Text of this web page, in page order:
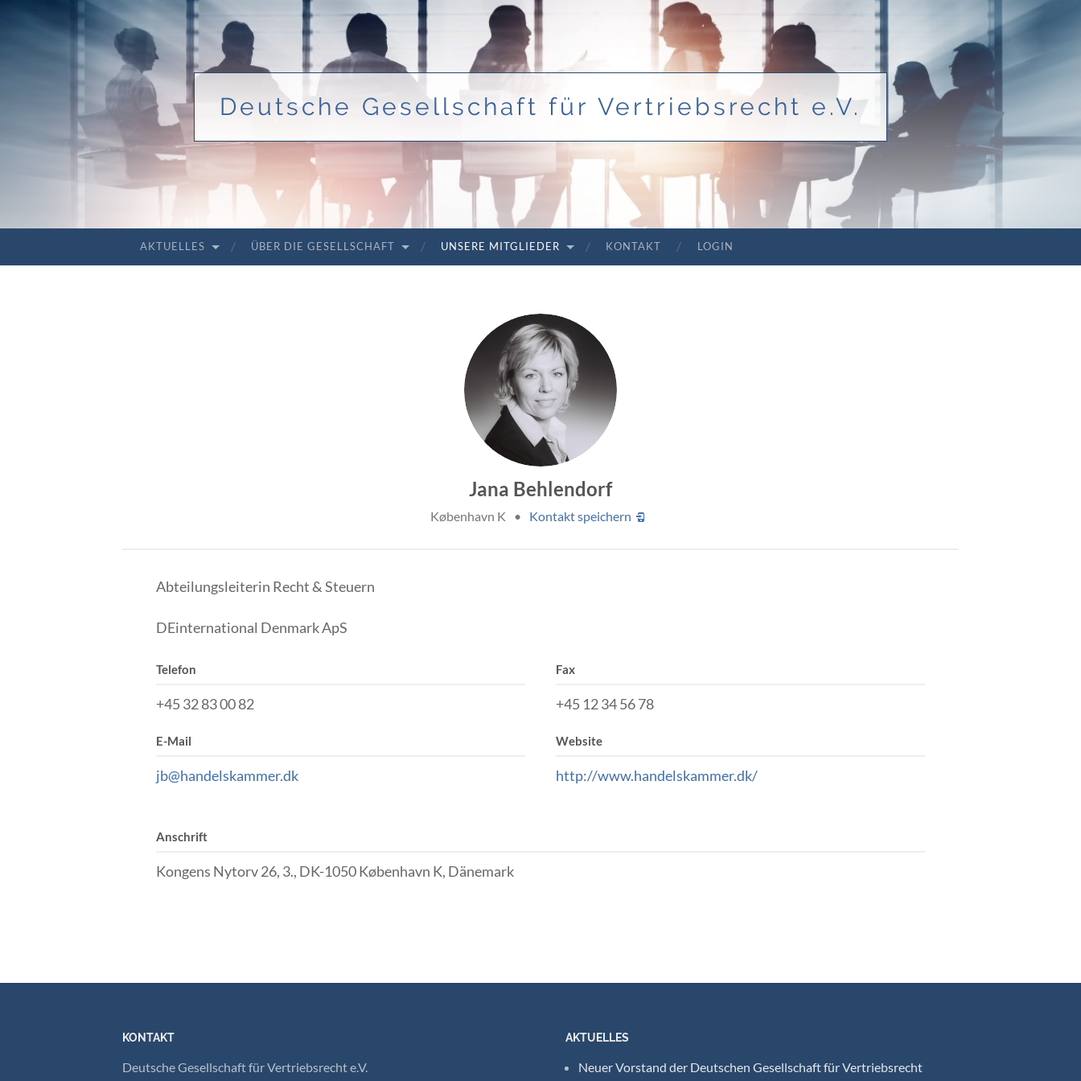
Deutsche Gesellschaft für Vertriebsrecht e.V.
ZUM INHALT SPRINGENAKTUELLES ÜBER DIE GESELLSCHAFT UNSERE MITGLIEDER KONTAKT LOGIN
Jana Behlendorf
København K • Kontakt speichern
Abteilungsleiterin Recht & Steuern
DEinternational Denmark ApS
Telefon
+45 32 83 00 82
E-Mail
jb@handelskammer.dk
Fax
+45 12 34 56 78
Website
http://www.handelskammer.dk/
Anschrift
Kongens Nytorv 26, 3., DK-1050 København K, Dänemark
KONTAKT
Deutsche Gesellschaft für Vertriebsrecht e.V.
AKTUELLES
Neuer Vorstand der Deutschen Gesellschaft für Vertriebsrecht